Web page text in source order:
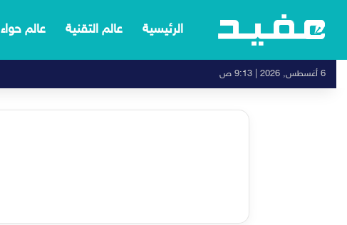
الرئيسية عالم التقنية عالم حواء
6 أغسطس, 2026 | 9:13 ص